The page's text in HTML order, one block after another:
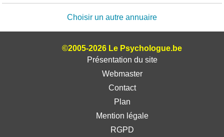
Choisir un autre annuaire
©2005-2026 Le Psychologue.be
Présentation du site
Webmaster
Contact
Plan
Mention légale
RGPD